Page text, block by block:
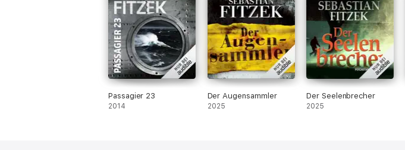
Passagier 23
2014
Der Augensammler
2025
Der Seelenbrecher
2025